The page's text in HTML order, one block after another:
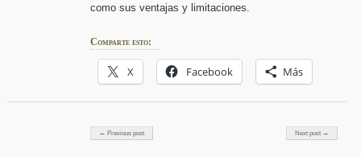
como sus ventajas y limitaciones.
Comparte esto:
X Facebook Más
← Previous post Next post →